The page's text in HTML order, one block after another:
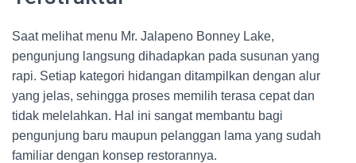
Saat melihat menu Mr. Jalapeno Bonney Lake,
pengunjung langsung dihadapkan pada susunan yang
rapi. Setiap kategori hidangan ditampilkan dengan alur
yang jelas, sehingga proses memilih terasa cepat dan
tidak melelahkan. Hal ini sangat membantu bagi
pengunjung baru maupun pelanggan lama yang sudah
familiar dengan konsep restorannya.